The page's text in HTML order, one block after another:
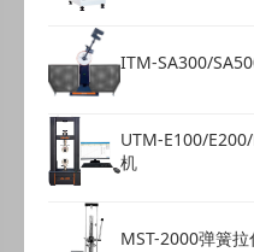
ITM-SA300/
UTM-E100/
机
MST-2000弹簧